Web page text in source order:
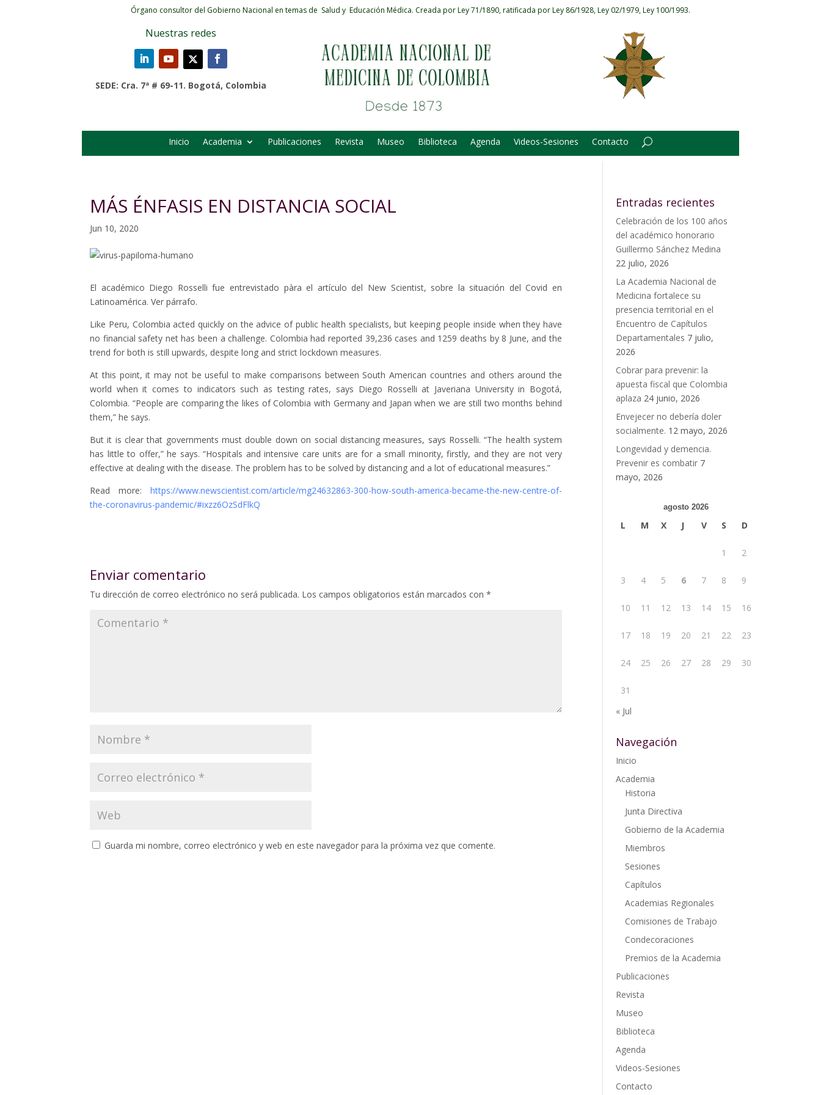
Órgano consultor del Gobierno Nacional en temas de Salud y Educación Médica. Creada por Ley 71/1890, ratificada por Ley 86/1928, Ley 02/1979, Ley 100/1993.
Nuestras redes
SEDE: Cra. 7ª # 69-11. Bogotá, Colombia
Inicio Academia Publicaciones Revista Museo Biblioteca Agenda Videos-Sesiones Contacto
MÁS ÉNFASIS EN DISTANCIA SOCIAL
Jun 10, 2020
El académico Diego Rosselli fue entrevistado pàra el artículo del New Scientist, sobre la situación del Covid en
Latinoamérica. Ver párrafo.
Like Peru, Colombia acted quickly on the advice of public health specialists, but keeping people inside when they have
no financial safety net has been a challenge. Colombia had reported 39,236 cases and 1259 deaths by 8 June, and the
trend for both is still upwards, despite long and strict lockdown measures.
At this point, it may not be useful to make comparisons between South American countries and others around the
world when it comes to indicators such as testing rates, says Diego Rosselli at Javeriana University in Bogotá,
Colombia. “People are comparing the likes of Colombia with Germany and Japan when we are still two months behind
them,” he says.
But it is clear that governments must double down on social distancing measures, says Rosselli. “The health system
has little to offer,” he says. “Hospitals and intensive care units are for a small minority, firstly, and they are not very
effective at dealing with the disease. The problem has to be solved by distancing and a lot of educational measures.”
Read more:https://www.newscientist.com/article/mg24632863-300-how-south-america-became-the-new-centre-of-
the-coronavirus-pandemic/#ixzz6OzSdFlkQ
Enviar comentario
Tu dirección de correo electrónico no será publicada. Los campos obligatorios están marcados con *
Guarda mi nombre, correo electrónico y web en este navegador para la próxima vez que comente.
Entradas recientes
Celebración de los 100 años
del académico honorario
Guillermo Sánchez Medina
22 julio, 2026
La Academia Nacional de
Medicina fortalece su
presencia territorial en el
Encuentro de Capítulos
Departamentales 7 julio,
2026
Cobrar para prevenir: la
apuesta fiscal que Colombia
aplaza 24 junio, 2026
Envejecer no debería doler
socialmente. 12 mayo, 2026
Longevidad y demencia.
Prevenir es combatir 7
mayo, 2026
agosto 2026
L M X J V S D
1 2
3 4 5 6 7 8 9
10 11 12 13 14 15 16
17 18 19 20 21 22 23
24 25 26 27 28 29 30
31
« Jul
Navegación
Inicio
Academia
Historia
Junta Directiva
Gobierno de la Academia
Miembros
Sesiones
Capítulos
Academias Regionales
Comisiones de Trabajo
Condecoraciones
Premios de la Academia
Publicaciones
Revista
Museo
Biblioteca
Agenda
Videos-Sesiones
Contacto